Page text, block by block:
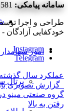
امور
پرتال
سامانه پیامکی:
طراحی و اجرا
خودکفایی آزادگان - ©2020 کلیه حقوق محفوظ
Instagram
Telegram
عملکرد سال گذشته
گزارش تصویری
گروه صنعتی مینو
رفتن به بالا